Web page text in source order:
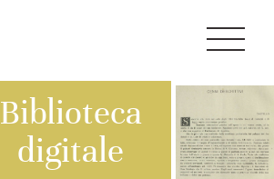
Biblioteca
digitale